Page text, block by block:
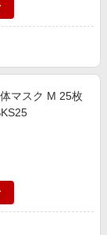
マスク M 25枚